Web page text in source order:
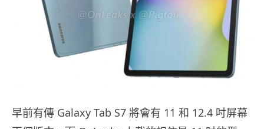
早前有傳 Galaxy Tab S7 將會有 11 和 12.4 吋屏幕